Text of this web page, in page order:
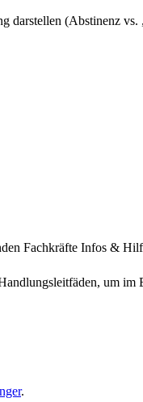
darstellen (Abstinenz vs.
Fachkräfte Infos &
um im
.